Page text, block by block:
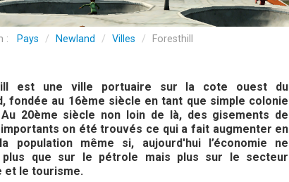
Pays / Newland / Villes / Foresthill
est une ville portuaire sur la cote ouest du
fondée au 16ème siècle en tant que simple colonie
Au 20ème siècle non loin de là, des gisements de
on été trouvés ce qui a fait augmenter en
population même si, aujourd'hui l’économie ne
plus que sur le pétrole mais plus sur le secteur
et le tourisme.